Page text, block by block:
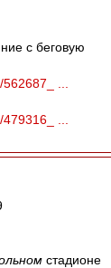
с беговую
...
...
стадионе